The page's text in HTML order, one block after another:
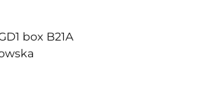
box B21A